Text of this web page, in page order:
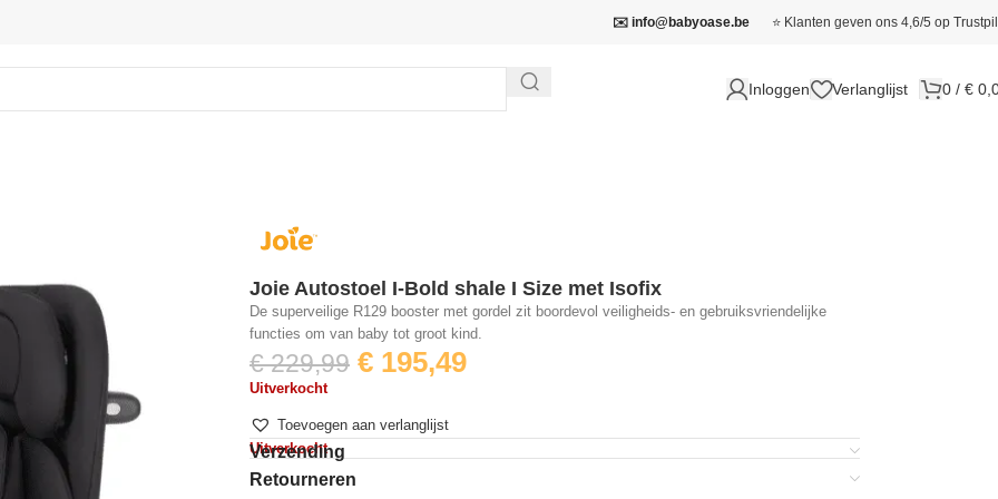
✉️ info@babyoase.be ⭐ Klanten geven ons 4,6/5 op
Inloggen Verlanglijst 0 / €
Joie Autostoel I-Bold shale I Size met Isofix
De superveilige R129 booster met gordel zit boordevol veiligheids- en gebruiksvriendelijke
functies om van baby tot groot kind.
€229,99 € 195,49
Uitverkocht
Toevoegen aan verlanglijst
Uitverkocht
Verzending
Retourneren